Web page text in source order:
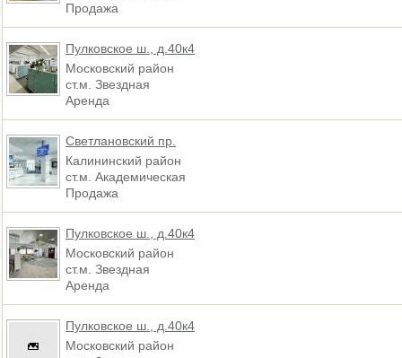
Продажа
Пулковское ш., д.40к4
Московский район
ст.м. Звездная
Аренда
Светлановский пр.
Калининский район
ст.м. Академическая
Продажа
Пулковское ш., д.40к4
Московский район
ст.м. Звездная
Аренда
Пулковское ш., д.40к4
Московский район